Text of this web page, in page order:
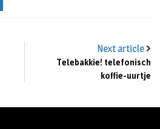
Next article
Telebakkie! telefonisch
koffie-uurtje